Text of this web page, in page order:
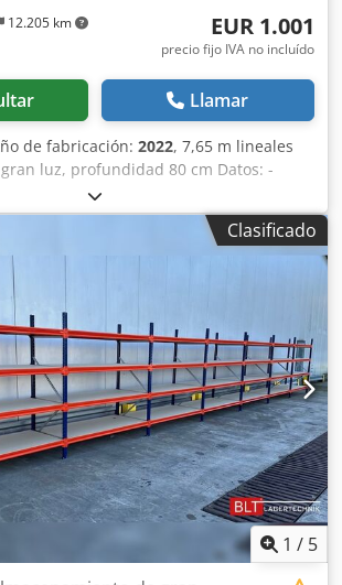
12.205 km EUR 1.001
precio fijo IVA no incluído
Llamar
de fabricación: 2022, 7,65 m lineales
luz, profundidad 80 cm Datos: -
cm Dodpfx Aqjzrvvpoqskr - Profundidad:
aprox. 9,56 m lineales Oferta de
por: - 05 x bastidores aprox. 200 x 60
- 32 x largueros aprox. 185 cm - 16 x
aprox. 184,5 x 79,5 cm - 32 x
(aprox. 80 cm, galvanizados) - Incl.
- Modelo: BLT, Tipo WR20/80 -
400 kg por nivel con carga
- Niveles: 4 niveles de
Tablero aglomerado, natural - Bastidor
en stock - Otras cantidades
de los bastidores se puede
suplemento de 6 €/neto por
posible bajo consulta. --
EN VARIAS UNIDADES --
neto Más IVA legal vigente Se emite
Transporte: La entrega se
Clasificado
1 / 5